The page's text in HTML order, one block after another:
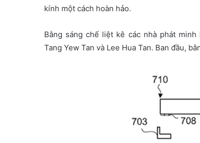
kính một cách hoàn hảo.
Bằng sáng chế liệt kê các nhà phát minh
Tang Yew Tan và Lee Hua Tan. Ban đầu,